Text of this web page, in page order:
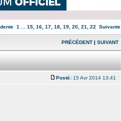
1 15 16 17 18 19 20 21 22 Suivante
PRÉCÉDENT | SUIVANT
Posté: 15 Avr 2014 13:41